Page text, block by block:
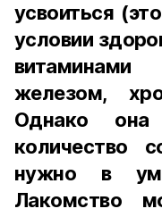
усвоиться
условии
железом,
Однако она
количество
нужно в
Лакомство